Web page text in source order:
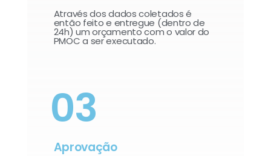
Através dos dados coletados é
então feito e entregue (dentro de
24h) um orçamento com o valor do
PMOC a ser executado.
03
Aprovação